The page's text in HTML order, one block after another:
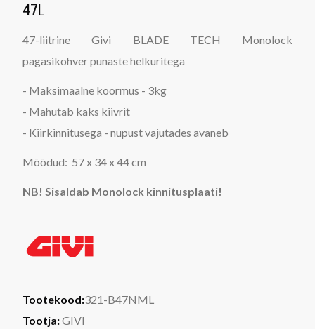
47L
47-liitrine Givi BLADE TECH Monolock
pagasikohver punaste helkuritega
- Maksimaalne koormus - 3kg
- Mahutab kaks kiivrit
- Kiirkinnitusega - nupust vajutades avaneb
Mõõdud: 57 x 34 x 44 cm
NB! Sisaldab Monolock kinnitusplaati!
Tootekood:321-B47NML
Tootja:GIVI